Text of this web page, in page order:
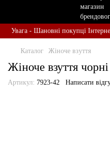
Увага - Шановні покупці
Каталог Жіноче взуття
Жіноче взуття
Артикул: 7923-42 Написати